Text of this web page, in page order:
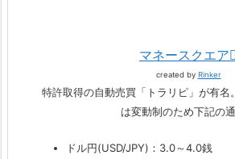
マネースクエア
created by Rinker
特許取得の自動売買「トラリピ」が有名
は変動制のため下記の通
ドル円(USD/JPY)：3.0～4.0銭